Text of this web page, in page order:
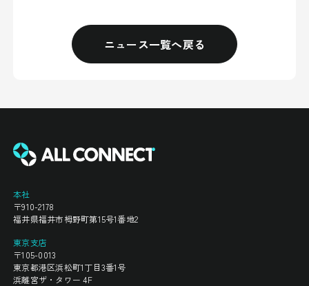
ニュース一覧へ戻る
本社
〒910-2178
福井県福井市栂野町第15号1番地2
東京支店
〒105-0013
東京都港区浜松町1丁目3番1号
浜離宮ザ・タワー 4F